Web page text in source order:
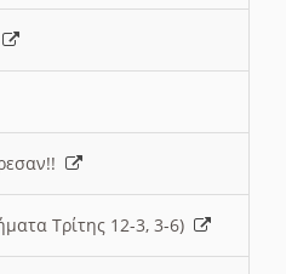
Τρίτης 12-3, 3-6)